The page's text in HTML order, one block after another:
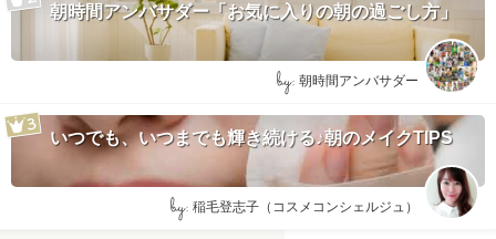
朝時間アンバサダー「お気に入りの朝の過ごし方」
by: 朝時間アンバサダー
いつでも、いつまでも輝き続ける♪朝のメイクTIPS
by: 稲毛登志子（コスメコンシェルジュ）